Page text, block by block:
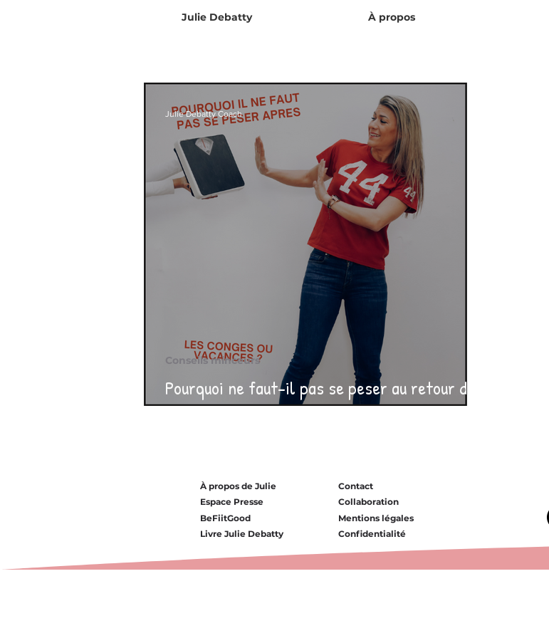
Julie Debatty À propos
Pourquoi ne faut-il pas se peser au retour de
vacances ou après un congé ?
Conseils minceurs
Julie Debatty Coach
À propos de Julie
Espace Presse
BeFiitGood
Livre Julie Debatty
Contact
Collaboration
Mentions légales
Confidentialité